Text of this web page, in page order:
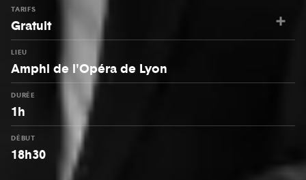
TARIFS
Gratuit
LIEU
Amphi de l'Opéra de Lyon
DURÉE
1h
DÉBUT
18h30